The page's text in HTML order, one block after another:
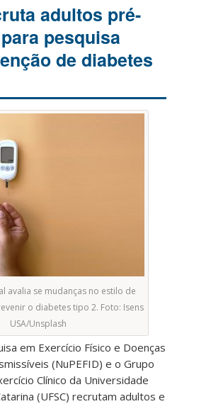
adultos pré-
pesquisa
de diabetes
avalia se mudanças no estilo de
o diabetes tipo 2. Foto: Isens
USA/Unsplash
em Exercício Físico e Doenças
(NuPEFID) e o Grupo
Clínico da Universidade
(UFSC) recrutam adultos e